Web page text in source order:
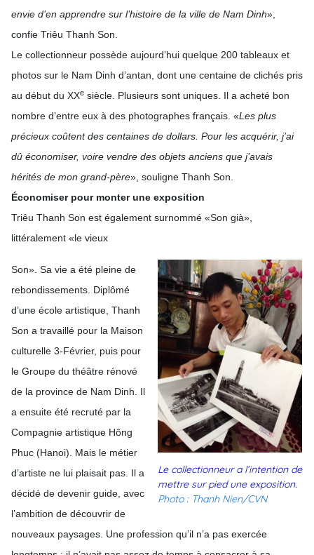
envie d’en apprendre sur l’histoire de la ville de Nam Dinh»,
confie Triêu Thanh Son.
Le collectionneur possède aujourd’hui quelque 200 tableaux et
photos sur le Nam Dinh d’antan, dont une centaine de clichés pris
au début du XXe siècle. Plusieurs sont uniques. Il a acheté bon
nombre d’entre eux à des photographes français. «Les plus
précieux coûtent des centaines de dollars. Pour les acquérir, j’ai
dû économiser, voire vendre des objets anciens que j’avais
hérités de mon grand-père», souligne Thanh Son.
Économiser pour monter une exposition
Triêu Thanh Son est également surnommé «Son già»,
littéralement «le vieux
Le collectionneur a l’intention de
mettre sur pied une exposition.
Photo : Thanh Nien/CVN
Son». Sa vie a été pleine de
rebondissements. Diplômé
d’une école artistique, Thanh
Son a travaillé pour la Maison
culturelle 3-Février, puis pour
le Groupe du théâtre rénové
de la province de Nam Dinh. Il
a ensuite été recruté par la
Compagnie artistique Hông
Phuc (Hanoi). Mais le métier
d’artiste ne lui plaisait pas. Il a
décidé de devenir guide, avec
l’ambition de découvrir de
nouveaux paysages. Une profession qu’il n’a pas exercée